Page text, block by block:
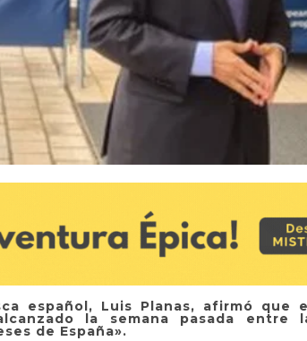
español, Luis Planas, afirmó que
la semana pasada entre
de España».